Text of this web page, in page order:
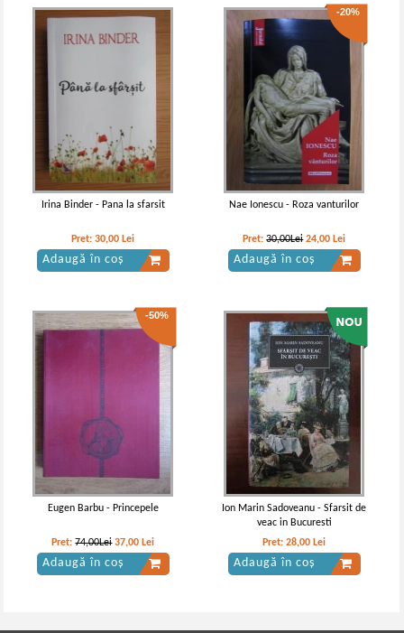
Irina Binder - Pana la sfarsit
Pret:30,00 Lei
Adaugă în coș
-20%
Nae Ionescu - Roza vanturilor
Pret:30,00Lei 24,00 Lei
Adaugă în coș
-50%
Eugen Barbu - Princepele
Pret:74,00Lei 37,00 Lei
Adaugă în coș
Ion Marin Sadoveanu - Sfarsit de
veac in Bucuresti
Pret:28,00 Lei
Adaugă în coș